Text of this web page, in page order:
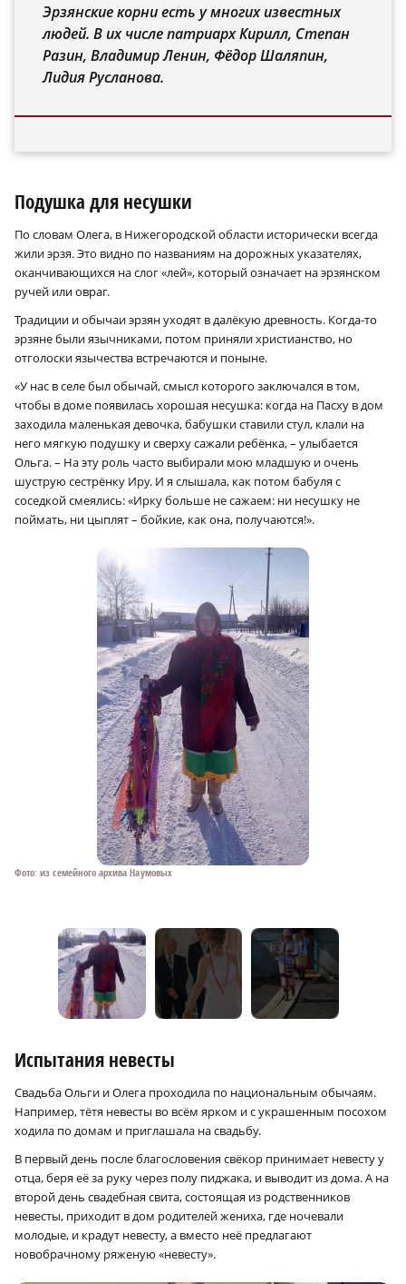
Эрзянские корни есть у многих известных
людей. В их числе патриарх Кирилл, Степан
Разин, Владимир Ленин, Фёдор Шаляпин,
Лидия Русланова.
Подушка для несушки
По словам Олега, в Нижегородской области исторически всегда
жили эрзя. Это видно по названиям на дорожных указателях,
оканчивающихся на слог «лей», который означает на эрзянском
ручей или овраг.
Традиции и обычаи эрзян уходят в далёкую древность. Когда-то
эрзяне были язычниками, потом приняли христианство, но
отголоски язычества встречаются и поныне.
«У нас в селе был обычай, смысл которого заключался в том,
чтобы в доме появилась хорошая несушка: когда на Пасху в дом
заходила маленькая девочка, бабушки ставили стул, клали на
него мягкую подушку и сверху сажали ребёнка, – улыбается
Ольга. – На эту роль часто выбирали мою младшую и очень
шуструю сестрёнку Иру. И я слышала, как потом бабуля с
соседкой смеялись: «Ирку больше не сажаем: ни несушку не
поймать, ни цыплят – бойкие, как она, получаются!».
Фото: из семейного архива Наумовых
Испытания невесты
Свадьба Ольги и Олега проходила по национальным обычаям.
Например, тётя невесты во всём ярком и с украшенным посохом
ходила по домам и приглашала на свадьбу.
В первый день после благословения свёкор принимает невесту у
отца, беря её за руку через полу пиджака, и выводит из дома. А на
второй день свадебная свита, состоящая из родственников
невесты, приходит в дом родителей жениха, где ночевали
молодые, и крадут невесту, а вместо неё предлагают
новобрачному ряженую «невесту».